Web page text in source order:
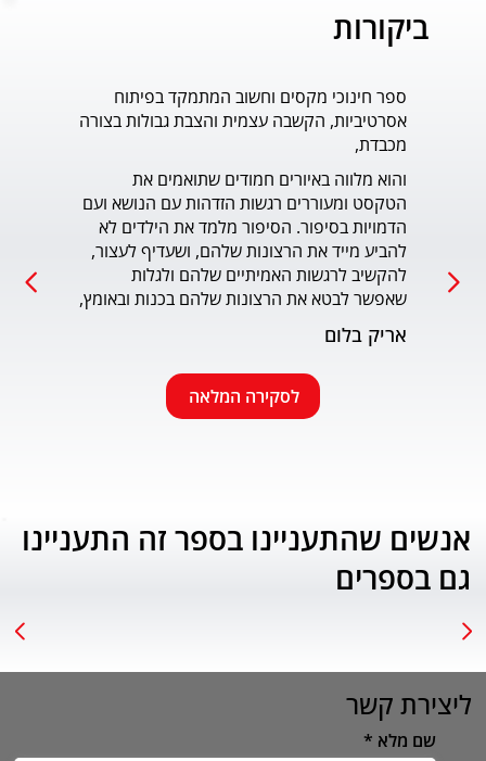
ביקורות
ספר חינוכי מקסים וחשוב המתמקד בפיתוח
אסרטיביות, הקשבה עצמית והצבת גבולות בצורה
מכבדת,
והוא מלווה באיורים חמודים שתואמים את
הדמויות בסיפור. הסיפור מלמד את הילדים לא
להקשיב לרגשות האמיתיים שלהם ולגלות
ורגשית בגובה העיניים של הילדים. מומלץ בחום.
אריק בלום
לסקירה המלאה
אנשים שהתעניינו בספר זה התעניינו
גם בספרים
ליצירת קשר
שם מלא